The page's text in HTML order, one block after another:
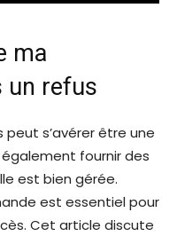
ma
un refus
s’avérer être une
fournir des
est bien gérée.
est essentiel pour
Cet article discute